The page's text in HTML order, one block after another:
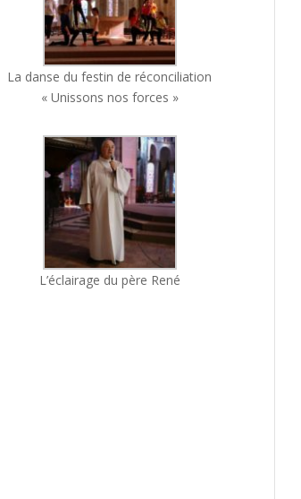
La danse du festin de réconciliation
« Unissons nos forces »
L’éclairage du père René